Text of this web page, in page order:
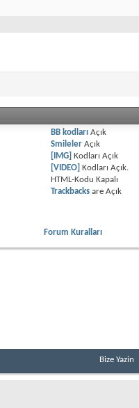
BB kodları Açık
Smileler Açık
[IMG]
KodlarıAçık
[VIDEO]
KodlarıAçık.
HTML-Kodu Kapalı
Trackbacks areAçık
Forum Kuralları
Bize Yazin